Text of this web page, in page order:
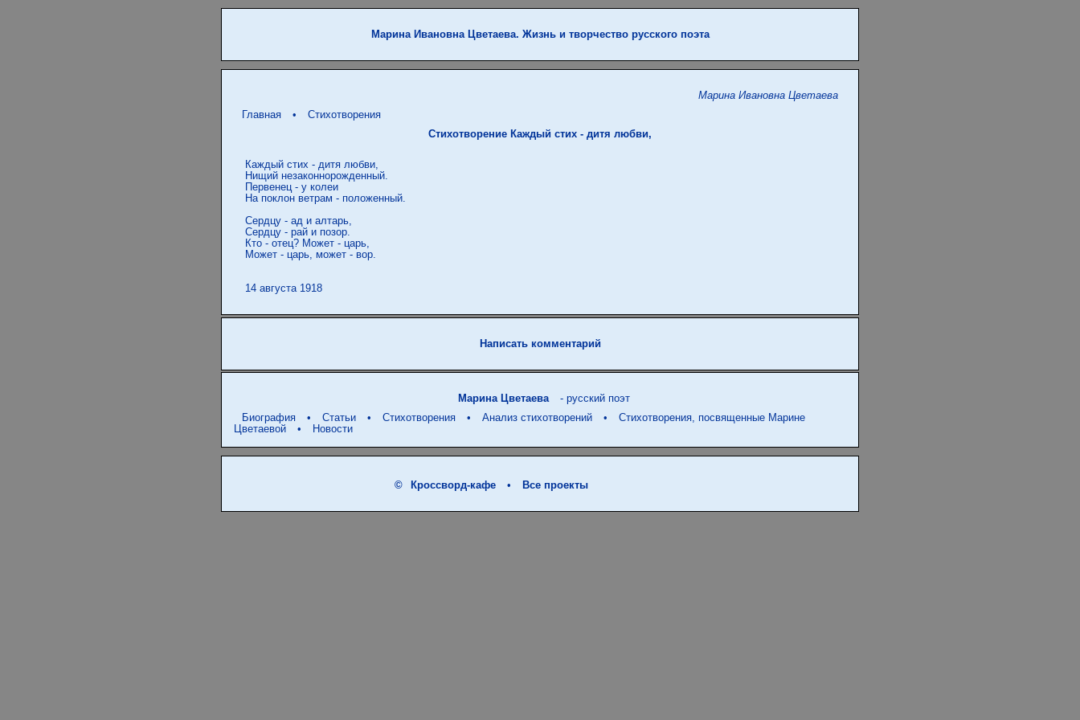
Марина Ивановна Цветаева. Жизнь и творчество русского поэта
Марина Ивановна Цветаева
Главная
•
Стихотворения
Стихотворение Каждый стих - дитя любви,
Каждый стих - дитя любви,
Нищий незаконнорожденный.
Первенец - у колеи
На поклон ветрам - положенный.
Сердцу - ад и алтарь,
Сердцу - рай и позор.
Кто - отец? Может - царь,
Может - царь, может - вор.
14 августа 1918
Написать комментарий
Марина Цветаева
- русский поэт
Биография
• Статьи • Стихотворения • Анализ стихотворений •
Стихотворения, посвященные Марине
Цветаевой
• Новости
© Кроссворд-кафе • Все проекты